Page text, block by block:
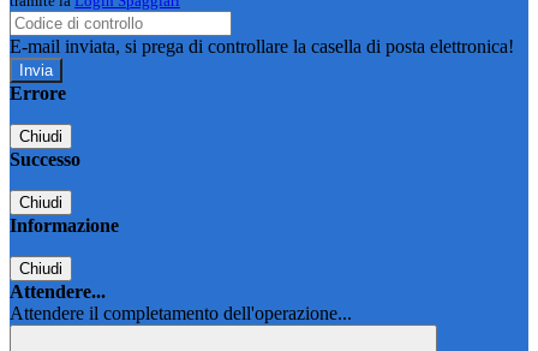
E-mail inviata, si prega di controllare la casella di posta elettronica!
Errore
Chiudi
Successo
Chiudi
Informazione
Chiudi
Attendere...
Attendere il completamento dell'operazione...